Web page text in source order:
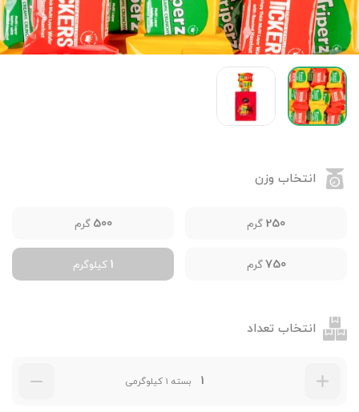
انتخاب وزن
250 گرم 500 گرم
750گرم 1 کیلوگرم
انتخاب تعداد
بسته 1 کیلوگرمی